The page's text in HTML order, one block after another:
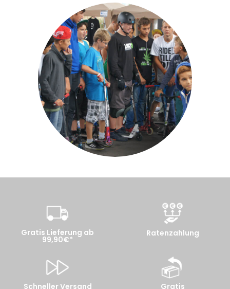
Gratis Lieferung ab
99,90€*
Schneller Versand
Ratenzahlung
Gratis